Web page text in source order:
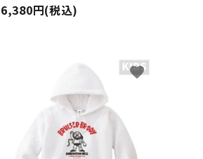
6,380円(税込)
favorite